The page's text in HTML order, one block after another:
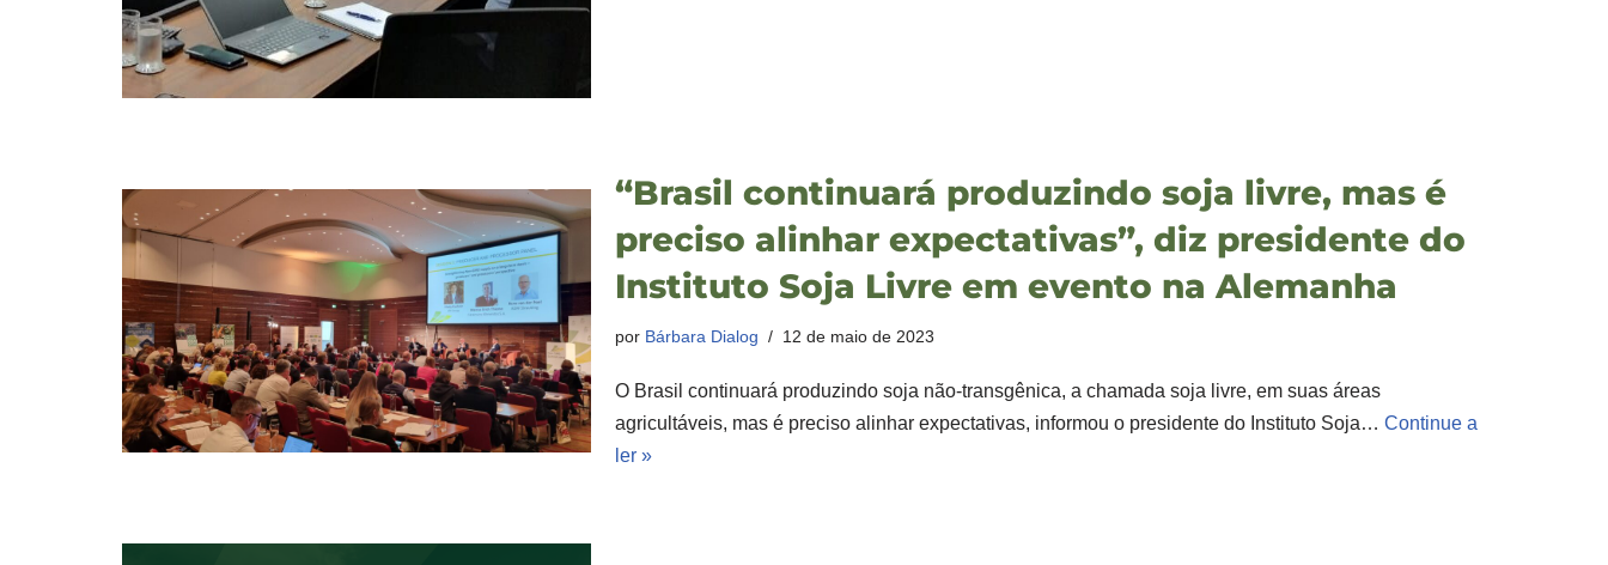
“Brasil continuará produzindo soja livre, mas é
preciso alinhar expectativas”, diz presidente do
Instituto Soja Livre em evento na Alemanha
por Bárbara Dialog 12 de maio de 2023
O Brasil continuará produzindo soja não-transgênica, a chamada soja livre, em suas áreas
agricultáveis, mas é preciso alinhar expectativas, informou o presidente do Instituto Soja… Continue a
ler »